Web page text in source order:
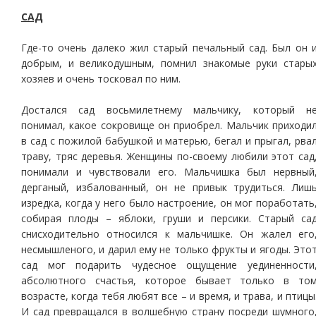
САД
Где-то очень далеко жил старый печальный сад. Был он
добрым, и великодушным, помнил знакомые руки
хозяев и очень тосковал по ним.
Достался сад восьмилетнему мальчику, который
понимал, какое сокровище он приобрел. Мальчик
в сад с пожилой бабушкой и матерью, бегал и прыгал,
траву, тряс деревья. Женщины по-своему любили этот
понимали и чувствовали его. Мальчишка был
дерганый, избалованный, он не привык трудиться.
изредка, когда у него было настроение, он мог
собирая плоды – яблоки, груши и персики. Старый
снисходительно относился к мальчишке. Он жалел
несмышленого, и дарил ему не только фрукты и ягоды.
сад мог подарить чудесное ощущение
абсолютного счастья, которое бывает только в
возрасте, когда тебя любят все – и время, и трава, и
И сад превращался в волшебную страну посреди